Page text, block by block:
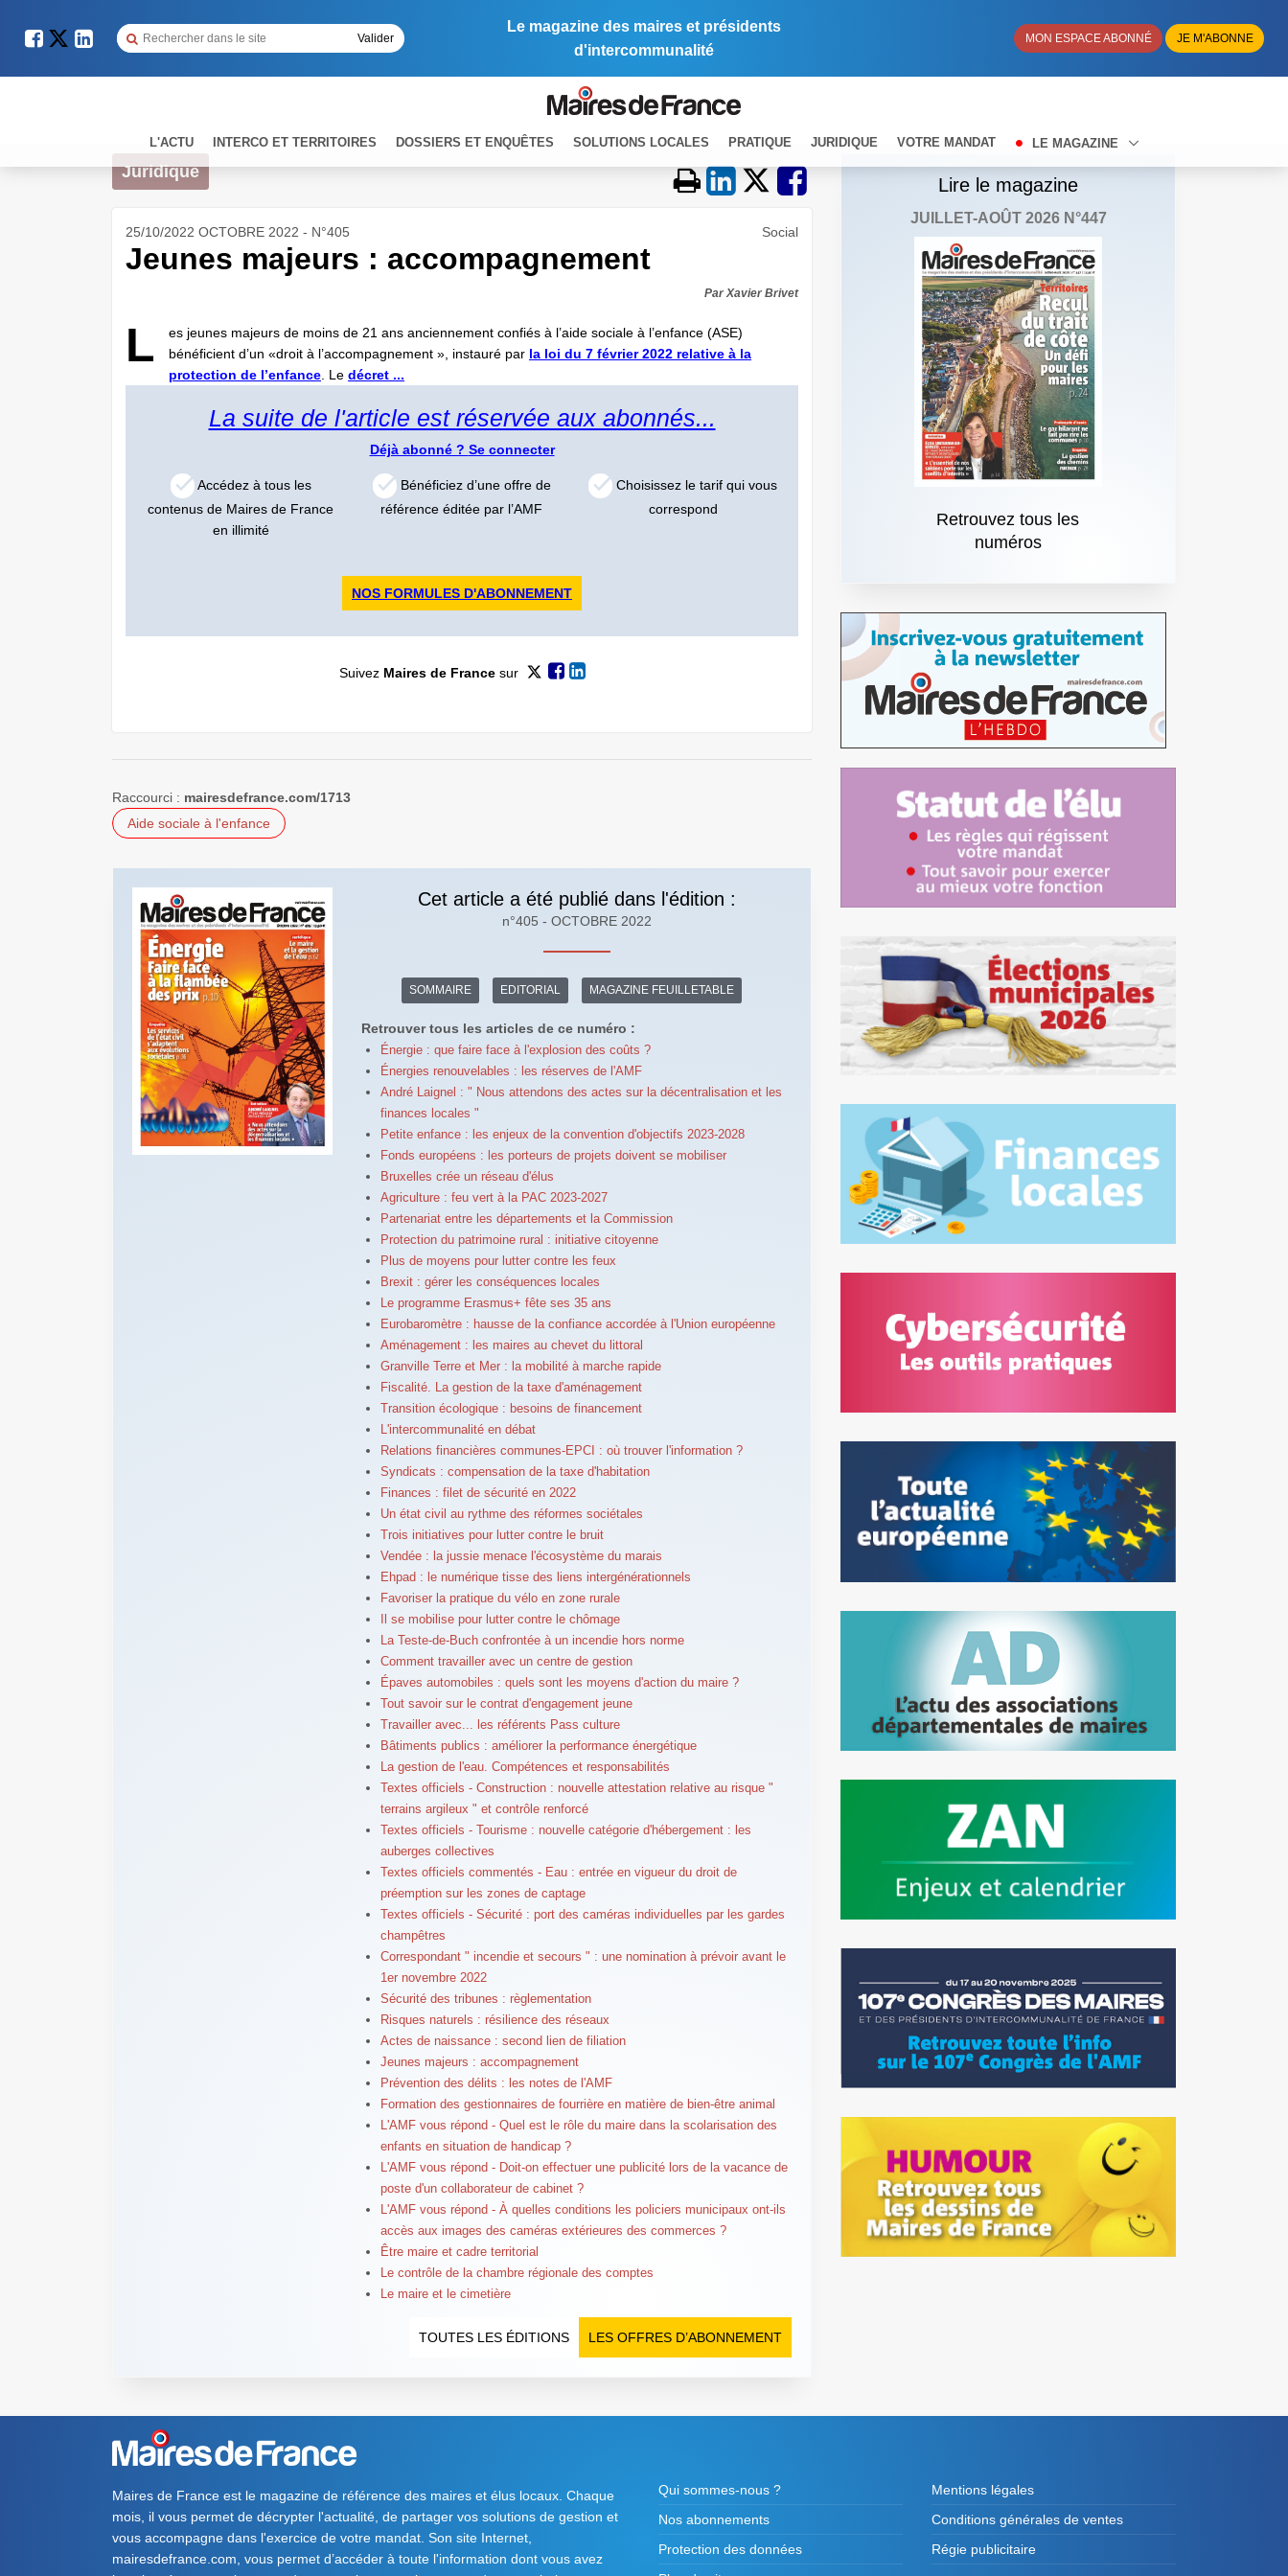
Le magazine des maires et présidents
d'intercommunalité
MON ESPACE ABONNÉ JE M'ABONNE
L'ACTU INTERCO ET TERRITOIRES DOSSIERS ET ENQUÊTES SOLUTIONS LOCALES PRATIQUE JURIDIQUE VOTRE MANDAT LE MAGAZINE
Juridique
25/10/2022 OCTOBRE 2022 - N°405 Social
Jeunes majeurs : accompagnement
Par Xavier Brivet
L
es jeunes majeurs de moins de 21 ans anciennement confiés à l’aide sociale à l’enfance (ASE)
bénéficient d’un «droit à l’accompagnement », instauré par la loi du 7 février 2022 relative à la
protection de l’enfance . Le décret ...
La suite de l'article est réservée aux abonnés...
Déjà abonné ? Se connecter
Accédez à tous les
contenus de Maires de France
en illimité
Bénéficiez d’une offre de
référence éditée par l’AMF
Choisissez le tarif qui vous
correspond
NOS FORMULES D'ABONNEMENT
Suivez Maires de Francesur
Raccourci : mairesdefrance.com/1713
Aide sociale à l'enfance
Cet article a été publié dans l'édition :
n°405 - OCTOBRE 2022
SOMMAIRE EDITORIAL MAGAZINE FEUILLETABLE
Retrouver tous les articles de ce numéro :
Énergie : que faire face à l'explosion des coûts ?
Énergies renouvelables : les réserves de l'AMF
André Laignel : " Nous attendons des actes sur la décentralisation et les
finances locales "
Petite enfance : les enjeux de la convention d'objectifs 2023-2028
Fonds européens : les porteurs de projets doivent se mobiliser
Bruxelles crée un réseau d'élus
Agriculture : feu vert à la PAC 2023-2027
Partenariat entre les départements et la Commission
Protection du patrimoine rural : initiative citoyenne
Plus de moyens pour lutter contre les feux
Brexit : gérer les conséquences locales
Le programme Erasmus+ fête ses 35 ans
Eurobaromètre : hausse de la confiance accordée à l'Union européenne
Aménagement : les maires au chevet du littoral
Granville Terre et Mer : la mobilité à marche rapide
Fiscalité. La gestion de la taxe d'aménagement
Transition écologique : besoins de financement
L'intercommunalité en débat
Relations financières communes-EPCI : où trouver l'information ?
Syndicats : compensation de la taxe d'habitation
Finances : filet de sécurité en 2022
Un état civil au rythme des réformes sociétales
Trois initiatives pour lutter contre le bruit
Vendée : la jussie menace l'écosystème du marais
Ehpad : le numérique tisse des liens intergénérationnels
Favoriser la pratique du vélo en zone rurale
Il se mobilise pour lutter contre le chômage
La Teste-de-Buch confrontée à un incendie hors norme
Comment travailler avec un centre de gestion
Épaves automobiles : quels sont les moyens d'action du maire ?
Tout savoir sur le contrat d'engagement jeune
Travailler avec... les référents Pass culture
Bâtiments publics : améliorer la performance énergétique
La gestion de l'eau. Compétences et responsabilités
Textes officiels - Construction : nouvelle attestation relative au risque "
terrains argileux " et contrôle renforcé
Textes officiels - Tourisme : nouvelle catégorie d'hébergement : les
auberges collectives
Textes officiels commentés - Eau : entrée en vigueur du droit de
préemption sur les zones de captage
Textes officiels - Sécurité : port des caméras individuelles par les gardes
champêtres
Correspondant " incendie et secours " : une nomination à prévoir avant le
1er novembre 2022
Sécurité des tribunes : règlementation
Risques naturels : résilience des réseaux
Actes de naissance : second lien de filiation
Jeunes majeurs : accompagnement
Prévention des délits : les notes de l'AMF
Formation des gestionnaires de fourrière en matière de bien-être animal
L'AMF vous répond - Quel est le rôle du maire dans la scolarisation des
enfants en situation de handicap ?
L'AMF vous répond - Doit-on effectuer une publicité lors de la vacance de
poste d'un collaborateur de cabinet ?
L'AMF vous répond - À quelles conditions les policiers municipaux ont-ils
accès aux images des caméras extérieures des commerces ?
Être maire et cadre territorial
Le contrôle de la chambre régionale des comptes
Le maire et le cimetière
LES OFFRES D’ABONNEMENT
TOUTES LES ÉDITIONS
Lire le magazine
JUILLET-AOÛT 2026 N°447
Retrouvez tous les
numéros
Maires de France est le magazine de référence des maires et élus locaux. Chaque
mois, il vous permet de décrypter l'actualité, de partager vos solutions de gestion et
vous accompagne dans l'exercice de votre mandat. Son site Internet,
mairesdefrance.com, vous permet d’accéder à toute l'information dont vous avez
Qui sommes-nous ?
Nos abonnements
Protection des données
Mentions légales
Conditions générales de ventes
Régie publicitaire